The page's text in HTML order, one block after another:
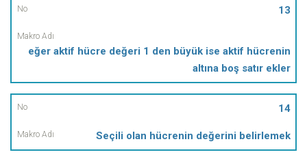
13
eğer aktif hücre değeri 1 den büyük ise aktif hücrenin
altına boş satır ekler
14
Seçili olan hücrenin değerini belirlemek